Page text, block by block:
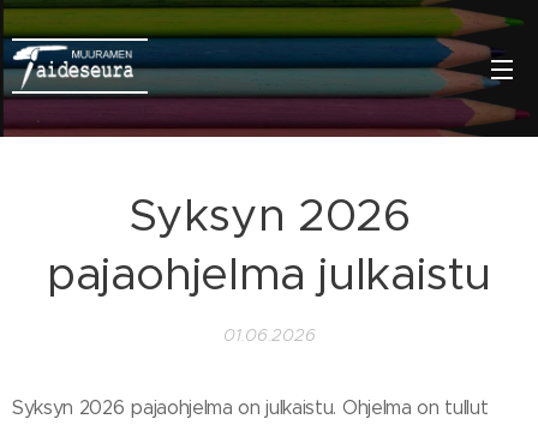
Syksyn 2026
pajaohjelma julkaistu
01.06.2026
Syksyn 2026 pajaohjelma on julkaistu. Ohjelma on tullut